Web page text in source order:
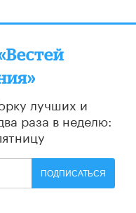
лучших и
раза в неделю:
ПОДПИСАТЬСЯ